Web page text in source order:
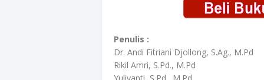
Penulis :
Dr. Andi Fitriani Djollong, S.Ag., M.Pd
Rikil Amri, S.Pd., M.Pd